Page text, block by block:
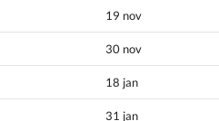
19 nov
30 nov
18 jan
31 jan